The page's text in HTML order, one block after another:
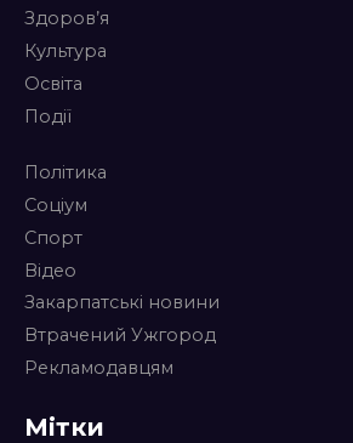
Здоров’я
Культура
Освіта
Події
Політика
Соціум
Спорт
Відео
Закарпатські новини
Втрачений Ужгород
Рекламодавцям
Мітки